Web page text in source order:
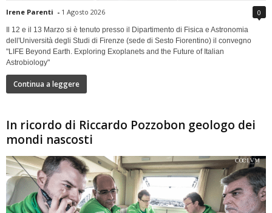
Irene Parenti - 1 Agosto 2026 0
Il 12 e il 13 Marzo si è tenuto presso il Dipartimento di Fisica e Astronomia
dell'Università degli Studi di Firenze (sede di Sesto Fiorentino) il convegno
"LIFE Beyond Earth. Exploring Exoplanets and the Future of Italian
Astrobiology"
Continua a leggere
In ricordo di Riccardo Pozzobon geologo dei
mondi nascosti